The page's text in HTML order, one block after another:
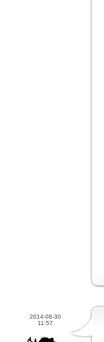
2014-08-30
11:57